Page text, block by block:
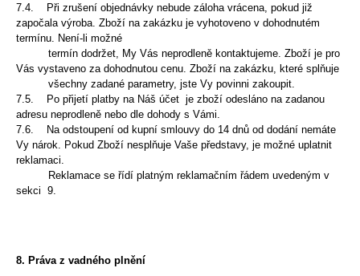
7.4. Při zrušení objednávky nebude záloha vrácena, pokud již
započala výroba. Zboží na zakázku je vyhotoveno v dohodnutém
termínu. Není-li možné
termín dodržet, My Vás neprodleně kontaktujeme. Zboží je pro
Vás vystaveno za dohodnutou cenu. Zboží na zakázku, které splňuje
všechny zadané parametry, jste Vy povinni zakoupit.
7.5. Po přijetí platby na Náš účet je zboží odesláno na zadanou
adresu neprodleně nebo dle dohody s Vámi.
7.6. Na odstoupení od kupní smlouvy do 14 dnů od dodání nemáte
Vy nárok. Pokud Zboží nesplňuje Vaše představy, je možné uplatnit
reklamaci.
Reklamace se řídí platným reklamačním řádem uvedeným v
sekci 9.
8. Práva z vadného plnění